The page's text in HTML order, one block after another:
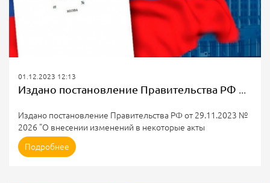
01.12.2023 12:13
Издано постановление Правительства РФ от 29.11.2023 № 2026
Издано постановление Правительства РФ от 29.11.2023 №
2026 "О внесении изменений в некоторые акты
Правительства Российской Федерации по вопросу
установления регулируемых цен (тарифов) в
Подробнее